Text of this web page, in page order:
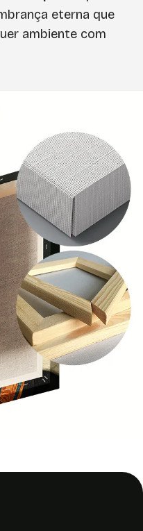
eterna que
ambiente com